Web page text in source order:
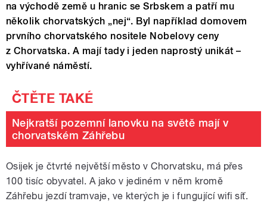
na východě země u hranic se Srbskem a patří mu
několik chorvatských „nej“. Byl například domovem
prvního chorvatského nositele Nobelovy ceny
z Chorvatska. A mají tady i jeden naprostý unikát –
vyhřívané náměstí.
Nejkratší pozemní lanovku na světě mají v
chorvatském Záhřebu
Osijek je čtvrté největší město v Chorvatsku, má přes
100 tisíc obyvatel. A jako v jediném v něm kromě
Záhřebu jezdí tramvaje, ve kterých je i fungující wifi síť.